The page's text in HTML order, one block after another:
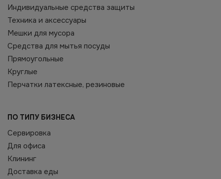
Индивидуальные средства защиты
Техника и аксессуары
Мешки для мусора
Средства для мытья посуды
Прямоугольные
Круглые
Перчатки латексные, резиновые
ПО ТИПУ БИЗНЕСА
Сервировка
Для офиса
Клининг
Доставка еды